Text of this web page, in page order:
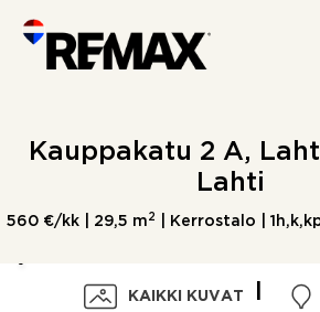
content
Kauppakatu 2 A,
Lahti
560 €/kk | 29,5 m 2 | Kerrostalo |
KAIKKI KUVAT